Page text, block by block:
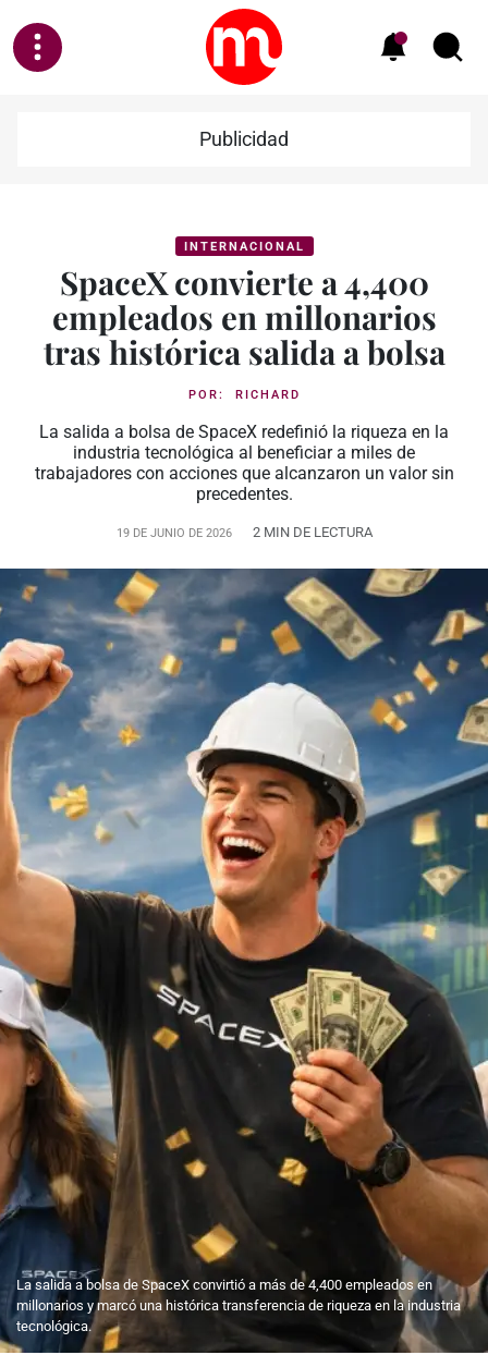
Publicidad
INTERNACIONAL
SpaceX convierte a 4,400
empleados en millonarios
tras histórica salida a bolsa
POR: RICHARD
La salida a bolsa de SpaceX redefinió la riqueza en la
industria tecnológica al beneficiar a miles de
trabajadores con acciones que alcanzaron un valor sin
precedentes.
19 DE JUNIO DE 2026 2 MIN DE LECTURA
La salida a bolsa de SpaceX convirtió a más de 4,400 empleados en
millonarios y marcó una histórica transferencia de riqueza en la industria
tecnológica.